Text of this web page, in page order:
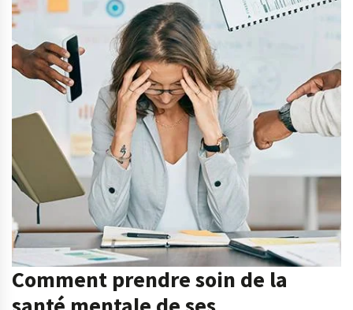
Comment prendre soin de la